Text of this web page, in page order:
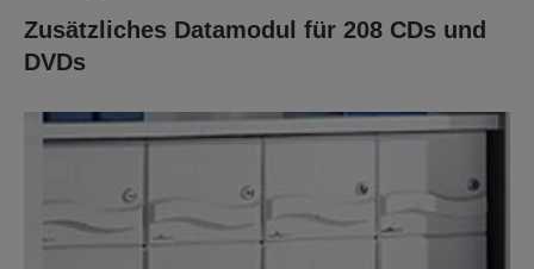
Zusätzliches Datamodul für 208 CDs und
DVDs
Bildergalerie überspringen